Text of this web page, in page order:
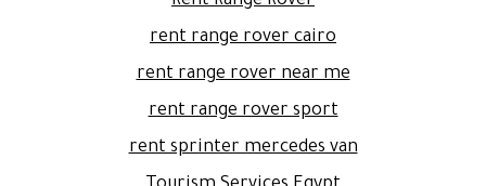
rent range rover cairo
rent range rover near me
rent range rover sport
rent sprinter mercedes van